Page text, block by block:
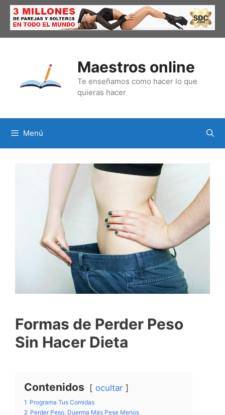
Saltar
contenido
Maestros online
Te enseñamos como hacer lo que
quieras hacer
Menú
Formas de Perder Peso
Sin Hacer Dieta
Contenidos ocultar
1 Programa Tus Comidas
2 Perder Peso. Duerma Más Pese Menos